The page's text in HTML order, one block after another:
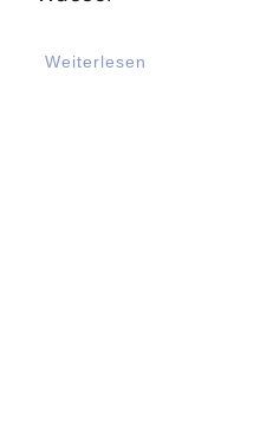
Weiterlesen